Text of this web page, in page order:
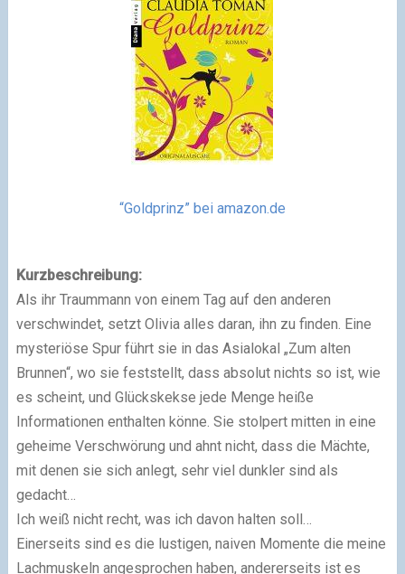
“Goldprinz” bei amazon.de
Kurzbeschreibung:
Als ihr Traummann von einem Tag auf den anderen
verschwindet, setzt Olivia alles daran, ihn zu finden. Eine
mysteriöse Spur führt sie in das Asialokal „Zum alten
Brunnen“, wo sie feststellt, dass absolut nichts so ist, wie
es scheint, und Glückskekse jede Menge heiße
Informationen enthalten könne. Sie stolpert mitten in eine
geheime Verschwörung und ahnt nicht, dass die Mächte,
mit denen sie sich anlegt, sehr viel dunkler sind als
gedacht…
Ich weiß nicht recht, was ich davon halten soll…
Einerseits sind es die lustigen, naiven Momente die meine
Lachmuskeln angesprochen haben, andererseits ist es